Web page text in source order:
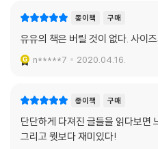
종이책 구매
유유의 책은 버릴 것이 없다. 사이
n*****7 2020.04.16.
종이책 구매
단단하게 다져진 글들을 읽다보면
그리고 뭣보다 재미있다!